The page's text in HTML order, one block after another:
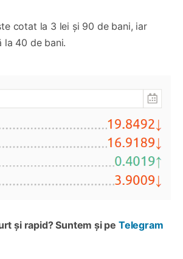
cotat la 3 lei și 90 de bani, iar
la 40 de bani.
și rapid? Suntem și pe Telegram